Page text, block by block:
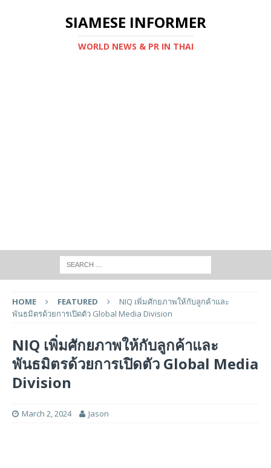
SIAMESE INFORMER
WORLD NEWS & PR IN THAI
HOME FEATURED
NIQ เพิ่มศักยภาพให้กับลูกค้าและ
พันธมิตรด้วยการเปิดตัว Global Media Division
NIQ เพิ่มศักยภาพให้กับลูกค้าและ
พันธมิตรด้วยการเปิดตัว Global Media
Division
March 2, 2024 Jason